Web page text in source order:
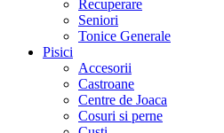
Recuperare
Seniori
Tonice Generale
Pisici
Accesorii
Castroane
Centre de Joaca
Cosuri si perne